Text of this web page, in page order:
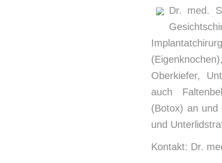
Dr. med.
Oberkiefer,
auch
(Botox) an und
und
Kontakt: Dr.